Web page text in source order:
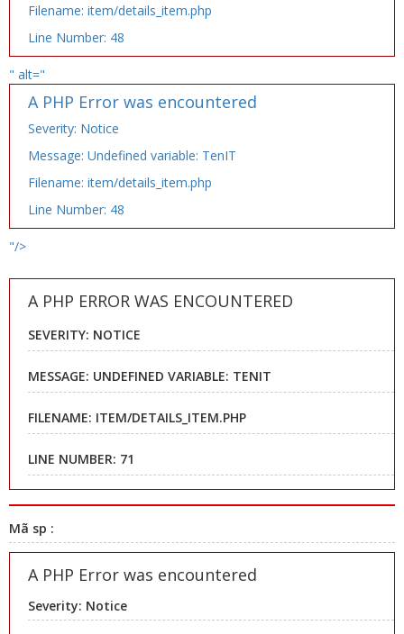
Filename: item/details_item.php
Line Number: 48
" alt="
A PHP Error was encountered
Severity: Notice
Message: Undefined variable: TenIT
Filename: item/details_item.php
Line Number: 48
"/>
A PHP ERROR WAS ENCOUNTERED
SEVERITY: NOTICE
MESSAGE: UNDEFINED VARIABLE: TENIT
FILENAME: ITEM/DETAILS_ITEM.PHP
LINE NUMBER: 71
Mã sp :
A PHP Error was encountered
Severity: Notice